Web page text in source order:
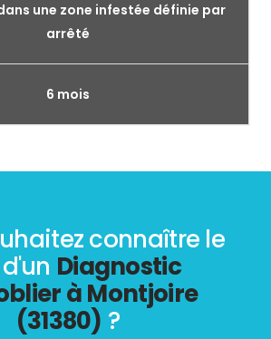
une zone infestée définie par
arrêté
6 mois
connaître le
Diagnostic
à Montjoire
(31380) ?